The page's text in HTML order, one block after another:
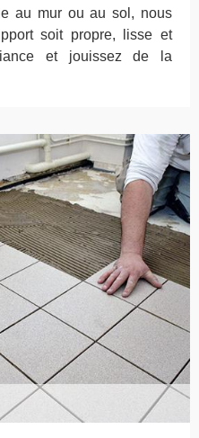
au mur ou au sol, nous
soit propre, lisse et
et jouissez de la